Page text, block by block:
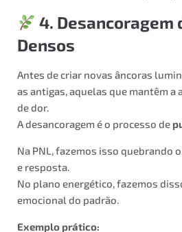
4. Desancoragem
Densos
Antes de criar novas âncoras
as antigas, aquelas que mantêm a
de dor.
A desancoragem é o processo de
Na PNL, fazemos isso quebrando
e resposta.
No plano energético, fazemos
emocional do padrão.
Exemplo prático: